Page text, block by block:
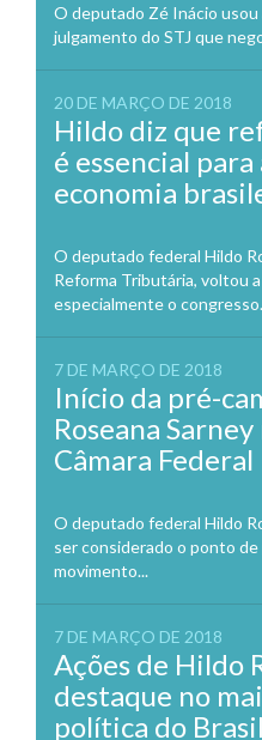
O deputado Zé Inácio
julgamento do STJ que
20 DE MARÇO DE 2018
Hildo diz que
é essencial
economia
O deputado federal Hildo
Reforma Tributária, voltou
especialmente o
7 DE MARÇO DE 2018
Início da pré-
Roseana
Câmara Federal
O deputado federal Hildo
ser considerado o ponto
movimento...
7 DE MARÇO DE 2018
Ações de Hildo
destaque no
política do Brasil